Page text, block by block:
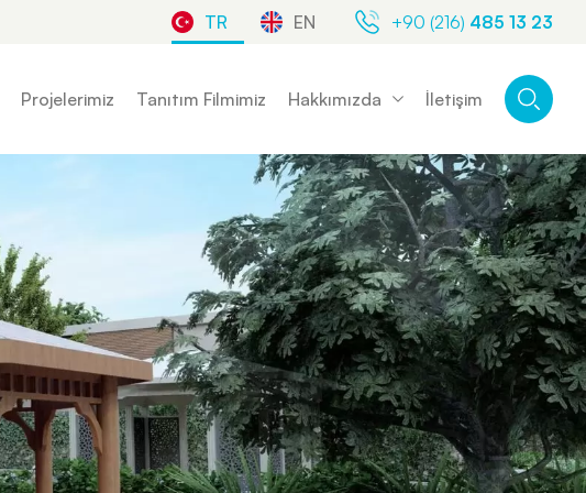
TR EN +90 (216) 485 13 23
Projelerimiz Tanıtım Filmimiz Hakkımızda İletişim